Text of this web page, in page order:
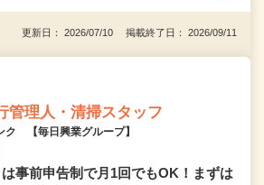
更新日： 2026/07/10 掲載終了日： 2026/09/11
管理人・清掃スタッフ
【毎日興業グループ】
事前申告制で月1回でもOK！まずは